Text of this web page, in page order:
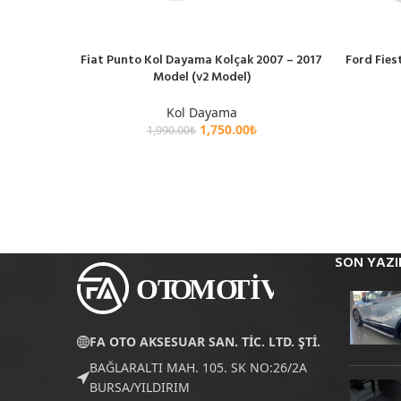
SEPETE EKLE
Fiat Punto Kol Dayama Kolçak 2007 – 2017
Model (v2 Model)
Kol Dayama
1,990.00₺ 1,750.00₺
SEPETE
Ford
FA OTO AKSESUAR SAN. TİC. LTD. ŞTİ.
BAĞLARALTI MAH. 105. SK NO:26/2A
BURSA/YILDIRIM
SON